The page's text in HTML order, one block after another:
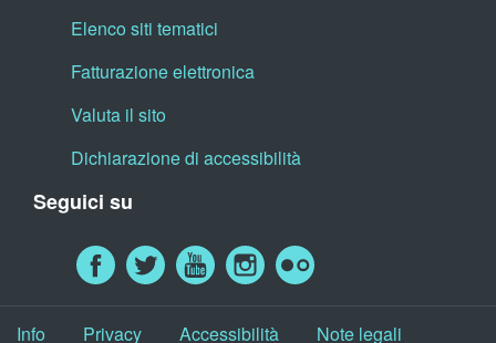
Elenco siti tematici
Fatturazione elettronica
Valuta il sito
Dichiarazione di accessibilità
Seguici su
Info Privacy Accessibilità Note legali